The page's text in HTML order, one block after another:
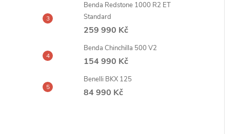
Benda Redstone 1000 R2 ET
Standard
259 990 Kč
Benda Chinchilla 500 V2
154 990 Kč
Benelli BKX 125
84 990 Kč